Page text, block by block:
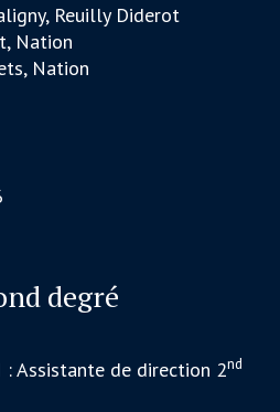
Reuilly Diderot
Nation
Nation
degré
: Assistante de direction 2nd